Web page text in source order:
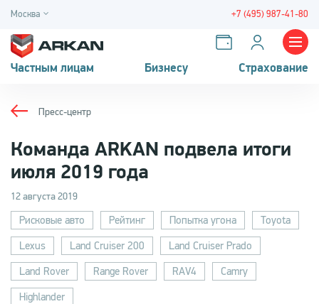
Москва +7 (495) 987-41-80
Частным лицам Бизнесу Страхование
Пресс-центр
Команда ARKAN подвела итоги
июля 2019 года
12 августа 2019
Рисковые авто Рейтинг Попытка угона
Toyota
Lexus
Land Cruiser 200
Land Cruiser Prado
Land Rover
Range Rover RAV4
Camry
Highlander